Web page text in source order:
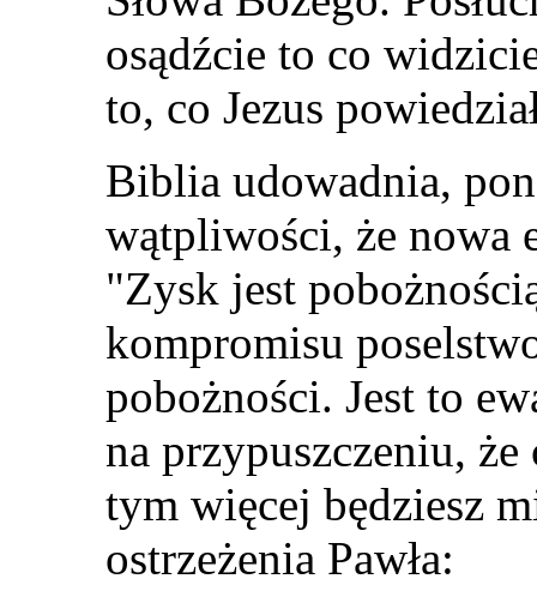
osądźcie to co
to, co Jezus
Biblia udowadnia,
wątpliwości, że nowa
"Zysk jest
kompromisu
pobożności. Jest to
na przypuszczeniu,
tym więcej będziesz
ostrzeżenia Pawła: